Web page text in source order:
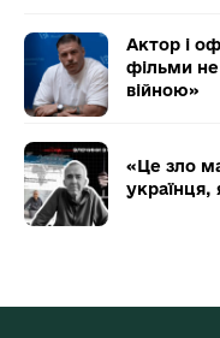
Актор і
фільми не
війною»
«Це зло
українця,